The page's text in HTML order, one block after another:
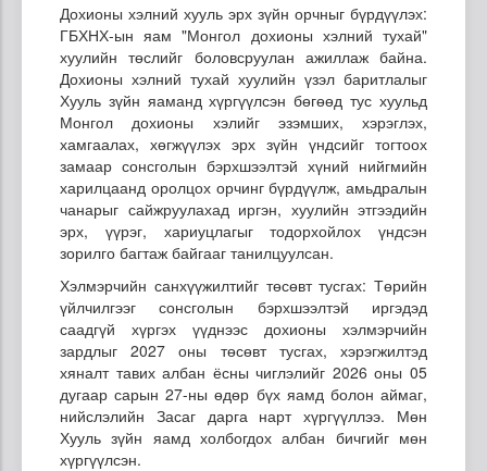
Дохионы хэлний хууль эрх зүйн орчныг бүрдүүлэх:
ГБХНХ-ын яам "Монгол дохионы хэлний тухай"
хуулийн төслийг боловсруулан ажиллаж байна.
Дохионы хэлний тухай хуулийн үзэл баритлалыг
Хууль зүйн яаманд хүргүүлсэн бөгөөд тус хуульд
Монгол дохионы хэлийг эзэмших, хэрэглэх,
хамгаалах, хөгжүүлэх эрх зүйн үндсийг тогтоох
замаар сонсголын бэрхшээлтэй хүний нийгмийн
харилцаанд оролцох орчинг бүрдүүлж, амьдралын
чанарыг сайжруулахад иргэн, хуулийн этгээдийн
эрх, үүрэг, хариуцлагыг тодорхойлох үндсэн
зорилго багтаж байгааг танилцуулсан.
Хэлмэрчийн санхүүжилтийг төсөвт тусгах: Төрийн
үйлчилгээг сонсголын бэрхшээлтэй иргэдэд
саадгүй хүргэх үүднээс дохионы хэлмэрчийн
зардлыг 2027 оны төсөвт тусгах, хэрэгжилтэд
хяналт тавих албан ёсны чиглэлийг 2026 оны 05
дугаар сарын 27-ны өдөр бүх яамд болон аймаг,
нийслэлийн Засаг дарга нарт хүргүүллээ. Мөн
Хууль зүйн яамд холбогдох албан бичгийг мөн
хүргүүлсэн.